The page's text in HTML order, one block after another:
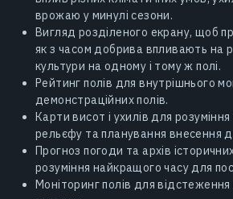
врожаю у минулі сезони.
Вигляд розділеного екрану, щоб
як з часом добрива впливають на
культури на одному і тому ж полі.
Рейтинг полів для внутрішнього
демонстраційних полів.
Карти висот і ухилів для
рельєфу та планування внесення
Прогноз погоди та архів
розуміння найкращого часу для
Моніторинг полів для